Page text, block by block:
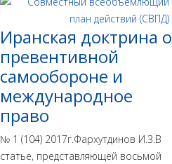
Иранская доктрина о
превентивной
самообороне и
международное
право
№ 1 (104) 2017г.Фархутдинов И.З.В
статье, представляющей восьмой